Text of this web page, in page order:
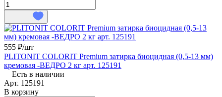
555 ₽/шт
PLITONIT COLORIT Premium затирка биоцидная (0,5-13 мм)
кремовая -ВЕДРО 2 кг арт. 125191
Есть в наличии
Арт. 125191
В корзину